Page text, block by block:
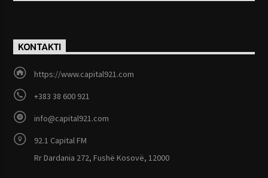
KONTAKTI
https://www.capital921.com
+383 38 600 921
info@capital921.com
92.1 Capital FM
Rr Dardania 272, Fushë Kosovë, 12000